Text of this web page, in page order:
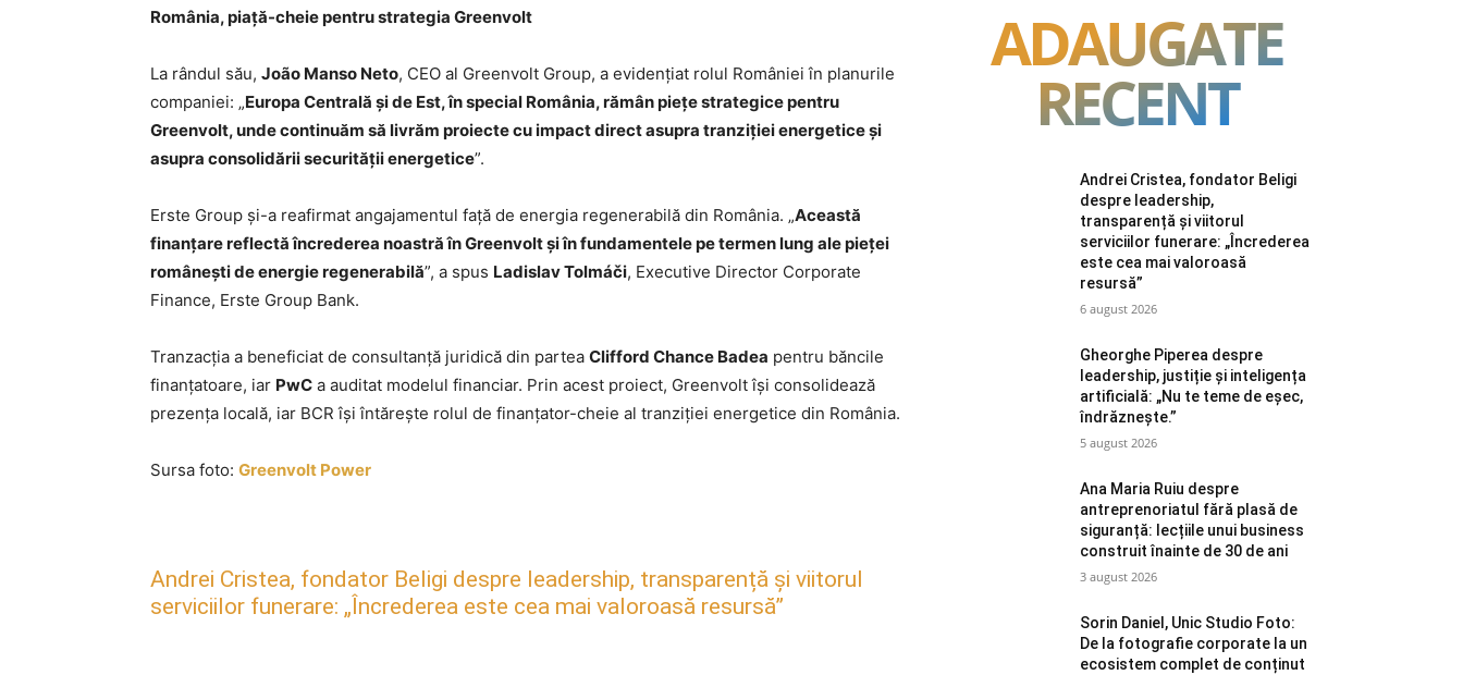
România, piață-cheie pentru strategia Greenvolt
La rândul său, João Manso Neto, CEO al Greenvolt Group, a evidențiat rolul României în planurile
companiei: „Europa Centrală și de Est, în special România, rămân piețe strategice pentru
Greenvolt, unde continuăm să livrăm proiecte cu impact direct asupra tranziției energetice și
asupra consolidării securității energetice”.
Erste Group și-a reafirmat angajamentul față de energia regenerabilă din România. „Această
finanțare reflectă încrederea noastră în Greenvolt și în fundamentele pe termen lung ale pieței
românești de energie regenerabilă”, a spus Ladislav Tolmáči, Executive Director Corporate
Finance, Erste Group Bank.
Tranzacția a beneficiat de consultanță juridică din partea Clifford Chance Badea pentru băncile
finanțatoare, iar PwC a auditat modelul financiar. Prin acest proiect, Greenvolt își consolidează
prezența locală, iar BCR își întărește rolul de finanțator-cheie al tranziției energetice din România.
Sursa foto: Greenvolt Power
Andrei Cristea, fondator Beligi despre leadership, transparență și viitorul
serviciilor funerare: „Încrederea este cea mai valoroasă resursă”
ADAUGATE
RECENT
Andrei Cristea, fondator Beligi
despre leadership,
transparență și viitorul
serviciilor funerare: „Încrederea
este cea mai valoroasă
resursă”
6 august 2026
Gheorghe Piperea despre
leadership, justiție și inteligența
artificială: „Nu te teme de eșec,
îndrăznește.”
5 august 2026
Ana Maria Ruiu despre
antreprenoriatul fără plasă de
siguranță: lecțiile unui business
construit înainte de 30 de ani
3 august 2026
Sorin Daniel, Unic Studio Foto:
De la fotografie corporate la un
ecosistem complet de conținut